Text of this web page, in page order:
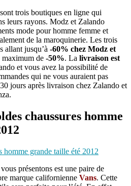
sont trois boutiques en ligne qui
leurs rayons. Modz et Zalando
mode pour homme femme et
de la maroquinerie. Les trois
allant jusqu’à -60% chez Modz et
maximum de -50%. La livraison est
et vous avez la possibilité de
qui ne vous auraient pas
jours après livraison chez Zalando et
chaussures homme
présentons est une paire de
marque californienne Vans. Cette